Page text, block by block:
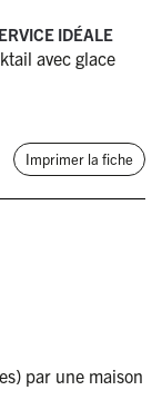
IDÉALE
avec glace
Imprimer la fiche
par une maison